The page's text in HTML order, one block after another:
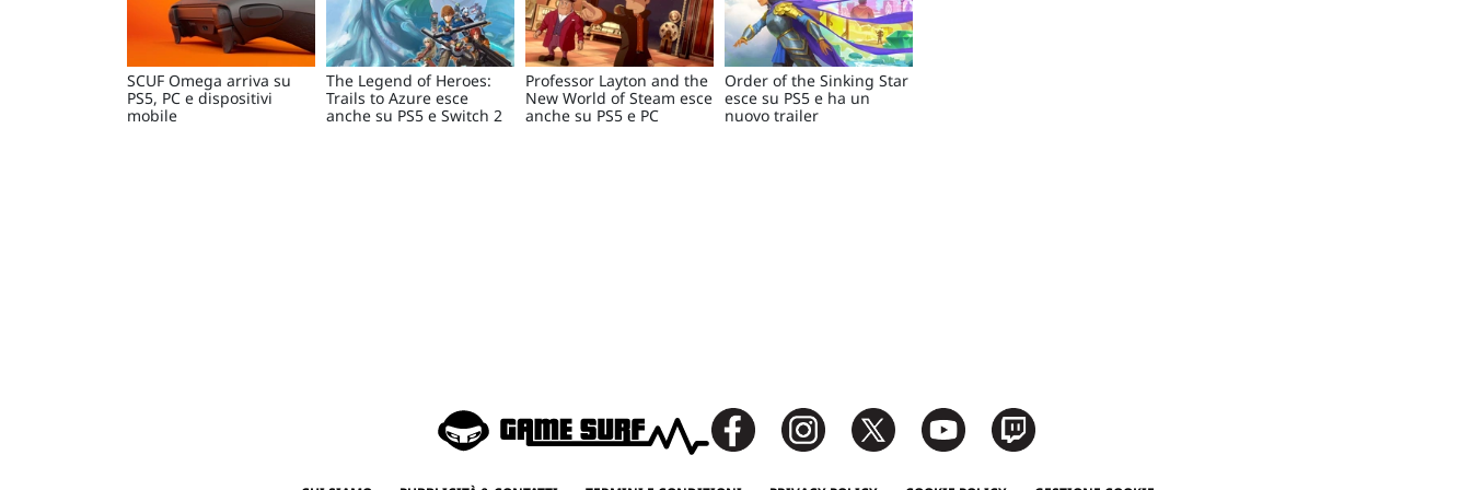
SCUF Omega arriva su
PS5, PC e dispositivi
mobile
The Legend of Heroes:
Trails to Azure esce
anche su PS5 e Switch 2
Professor Layton and the
New World of Steam esce
anche su PS5 e PC
Order of the Sinking Star
esce su PS5 e ha un
nuovo trailer